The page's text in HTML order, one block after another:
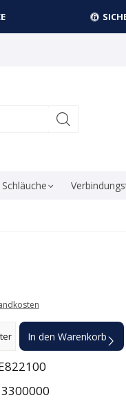
Schläuche
gewünschten Wert
In den Warenkorb